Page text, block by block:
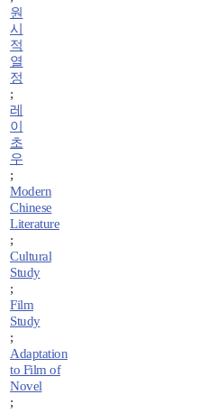
원
시
적
열
정
;
레
이
초
우
;
Modern
Chinese
Literature
;
Cultural
Study
;
Film
Study
;
Adaptation
to Film of
Novel
;